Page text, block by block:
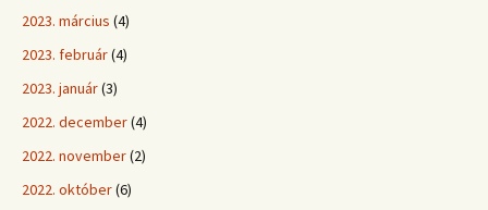
2023. március (4)
2023. február(4)
2023. január(3)
2022. december(4)
2022. november(2)
2022. október(6)